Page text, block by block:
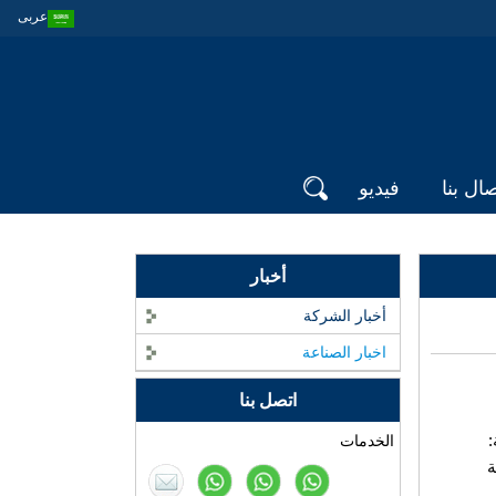
عربى
بنا فيديو
أخبار
أخبار الشركة
اخبار الصناعة
اتصل بنا
الخدمات
ASA بلاط السقف الراتنج
الاصطناعي - فوشان
ZXC مورد الأسقف
مصنع بلاط السقف من
الراتينج الاصطناعي PVC